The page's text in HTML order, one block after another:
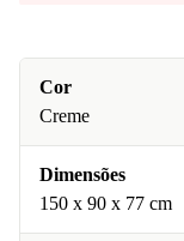
Cor
Creme
Dimensões
150 x 90 x 77 cm